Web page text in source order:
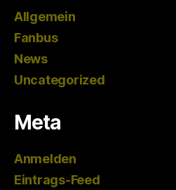
Allgemein
Fanbus
News
Uncategorized
Meta
Anmelden
Eintrags-Feed